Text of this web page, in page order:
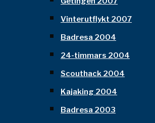
Vinterutflykt 2007
Badresa 2004
24-timmars 2004
Scouthack 2004
Kajaking 2004
Badresa 2003